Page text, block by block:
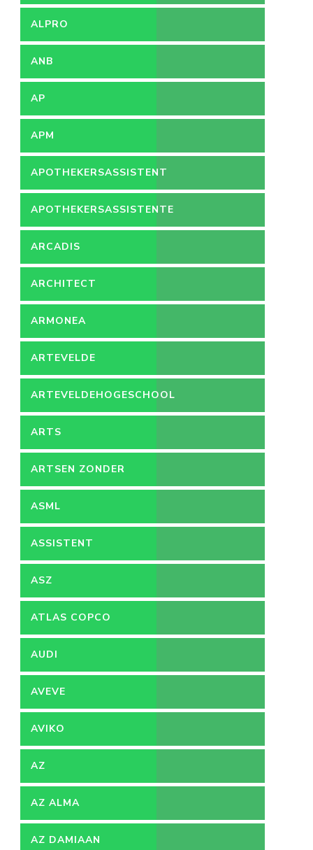
ALPRO
ANB
AP
APM
APOTHEKERSASSISTENT
APOTHEKERSASSISTENTE
ARCADIS
ARCHITECT
ARMONEA
ARTEVELDE
ARTEVELDEHOGESCHOOL
ARTS
ARTSEN ZONDER
GRENZEN
ASML
ASSISTENT
ACCOUNTANT
ASZ
ATLAS COPCO
AUDI
AVEVE
AVIKO
AZ
AZ ALMA
AZ DAMIAAN